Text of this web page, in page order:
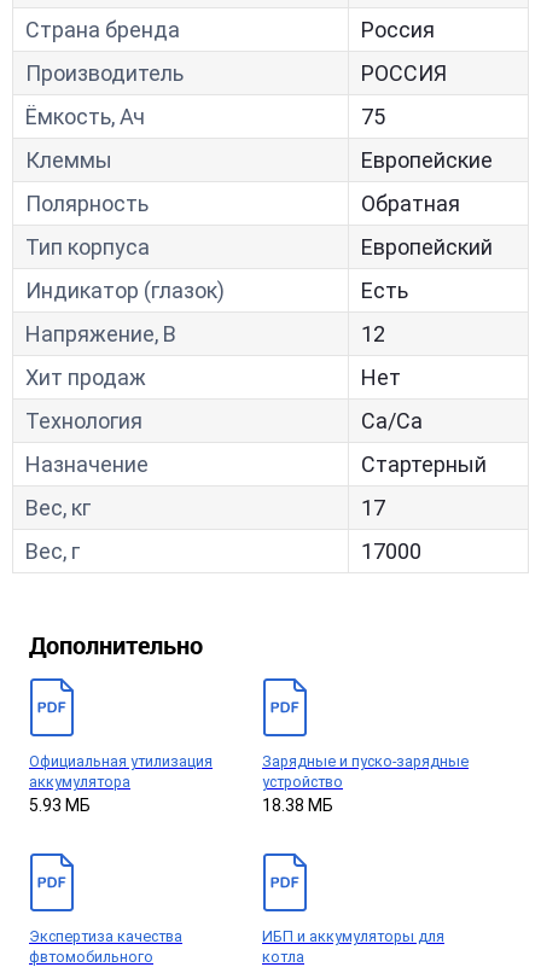
Страна бренда
Россия
Производитель
РОССИЯ
Ёмкость, Ач
75
Клеммы
Европейские
Полярность
Обратная
Тип корпуса
Европейский
Индикатор (глазок)
Есть
Напряжение, В
12
Хит продаж
Нет
Технология
Са/Са
Назначение
Стартерный
Вес, кг
17
Вес, г
17000
Дополнительно
Официальная утилизация
аккумулятора
5.93 МБ
Зарядные и пуско-зарядные
устройство
18.38 МБ
Экспертиза качества
фвтомобильного
ИБП и аккумуляторы для
котла